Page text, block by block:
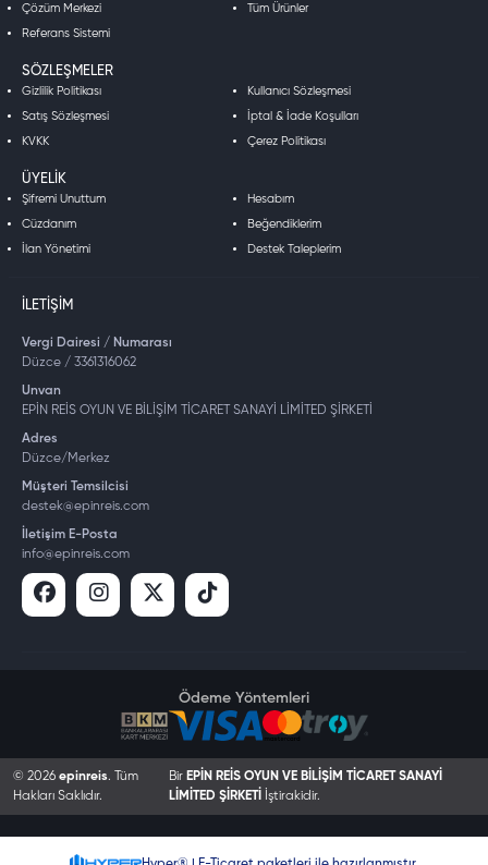
Çözüm Merkezi Tüm Ürünler
Referans Sistemi
SÖZLEŞMELER
Gizlilik Politikası Kullanıcı Sözleşmesi
Satış Sözleşmesi İptal & İade Koşulları
KVKK Çerez Politikası
ÜYELIK
Şifremi Unuttum Hesabım
Cüzdanım Beğendiklerim
İlan Yönetimi Destek Taleplerim
İLETIŞIM
Vergi Dairesi / Numarası
Düzce / 3361316062
Unvan
EPİN REİS OYUN VE BİLİŞİM TİCARET SANAYİ LİMİTED ŞİRKETİ
Adres
Düzce/Merkez
Müşteri Temsilcisi
destek@epinreis.com
İletişim E-Posta
info@epinreis.com
Ödeme Yöntemleri
© 2026 epinreis. Tüm
Hakları Saklıdır.
Bir EPİN REİS OYUN VE BİLİŞİM TİCARET SANAYİ
LİMİTED ŞİRKETİ
İştirakidir.